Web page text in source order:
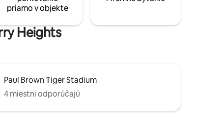
priamo v objekte
Heights
Paul Brown Tiger Stadium
4 miestni odporúčajú